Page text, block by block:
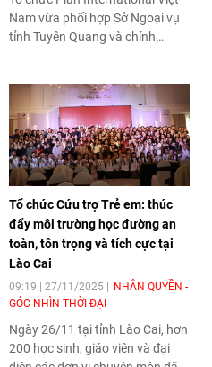
Nam vừa phối hợp Sở Ngoại vụ
tỉnh Tuyên Quang và chính
trợ thiết yếu cho người dân tại
phường Hà Giang 1, Hà Giang 2
và xã Tân Quang (tỉnh Tuyên
Quang), nhằm giúp người dân
tiếp cận nguồn nước sạch, an
toàn, phục vụ sinh hoạt và
phòng ngừa nguy cơ dịch bệnh
sau lũ lụt.
Tổ chức Cứu trợ Trẻ em: thúc
đẩy môi trường học đường an
toàn, tôn trọng và tích cực tại
Lào Cai
09:19 | 27/11/2025
NHÂN QUYỀN -
GÓC NHÌN THỜI ĐẠI
Ngày 26/11 tại tỉnh Lào Cai, hơn
200 học sinh, giáo viên và đại